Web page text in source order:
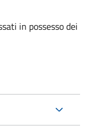
in possesso dei